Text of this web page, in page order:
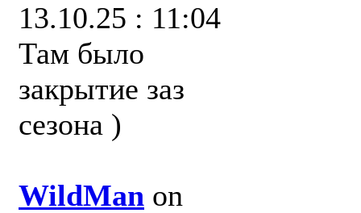
13.10.25 : 11:04
Там было
закрытие заз
сезона )
WildMan on